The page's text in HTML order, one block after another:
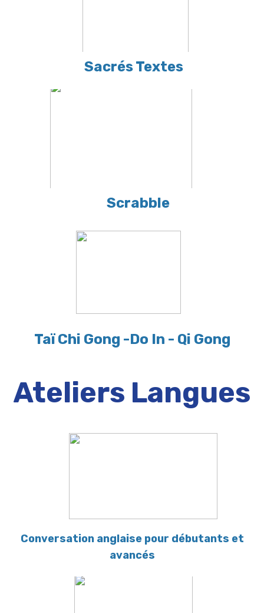
Sacrés Textes
Scrabble
Taï Chi Gong -Do In - Qi Gong
Ateliers Langues
Conversation anglaise pour débutants et
avancés